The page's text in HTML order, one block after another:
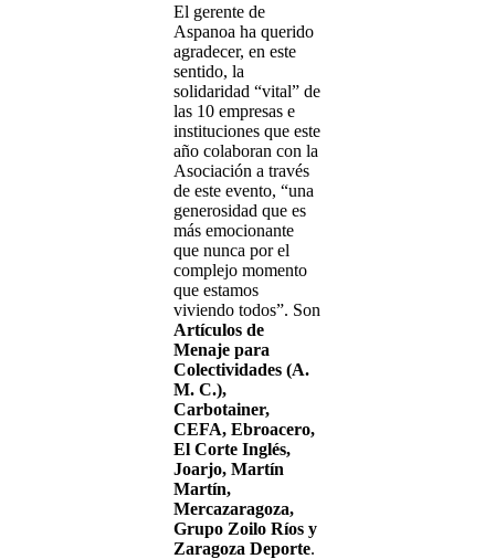
El gerente de
Aspanoa ha querido
agradecer, en este
sentido, la
solidaridad “vital” de
las 10 empresas e
instituciones que este
año colaboran con la
Asociación a través
de este evento, “una
generosidad que es
más emocionante
que nunca por el
complejo momento
que estamos
viviendo todos”. Son
Artículos de
Menaje para
Colectividades (A.
M. C.),
Carbotainer,
CEFA, Ebroacero,
El Corte Inglés,
Joarjo, Martín
Martín,
Mercazaragoza,
Grupo Zoilo Ríos y
Zaragoza Deporte.